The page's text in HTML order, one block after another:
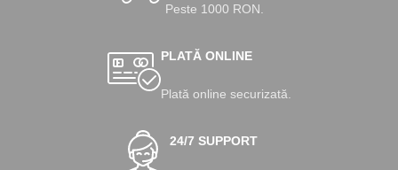
Peste 1000 RON.
PLATĂ ONLINE
Plată online securizată.
24/7 SUPPORT